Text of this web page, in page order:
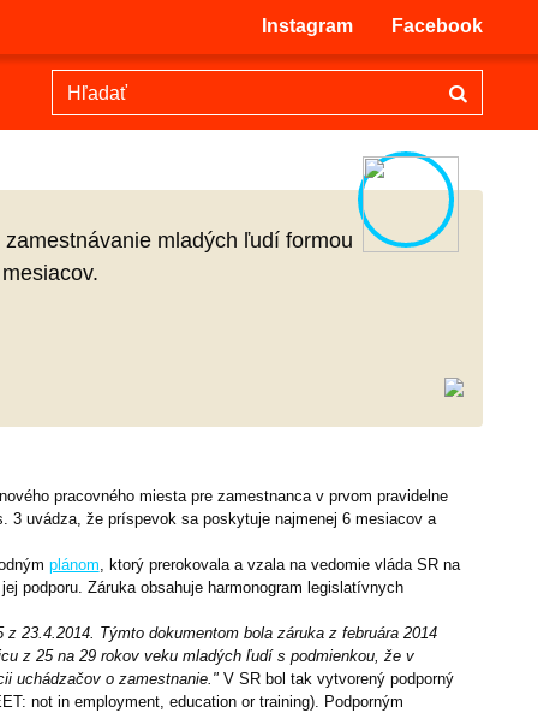
Instagram Facebook
mladých ľudí formou
pracovného miesta pre zamestnanca v prvom pravidelne
3 uvádza, že príspevok sa poskytuje najmenej 6 mesiacov a
plánom , ktorý prerokovala a vzala na vedomie vláda SR na
podporu. Záruka obsahuje harmonogram legislatívnych
23.4.2014. Týmto dokumentom bola záruka z februára 2014
z 25 na 29 rokov veku mladých ľudí s podmienkou, že v
uchádzačov o zamestnanie." V SR bol tak vytvorený podporný
not in employment, education or training). Podporným